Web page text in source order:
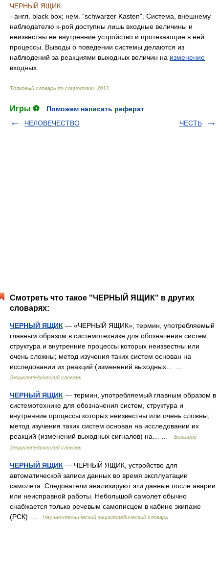
ЧЕРНЫЙ ЯЩИК
- англ. black box; нем. "schwarzer Kasten". Система, внешнему
наблюдателю к-рой доступны лишь входные величины и
неизвестны ее внутренние устройство и протекающие в ней
процессы. Выводы о поведении системы делаются из
наблюдений за реакциями выходных величин на изменение
входных.
Толковый словарь по социологии 2013
Игры ⚽
Поможем написать реферат
ЧЕЛОВЕЧЕСТВО
ЧЕСТЬ
Смотреть что такое "ЧЕРНЫЙ ЯЩИК" в других
словарях:
ЧЕРНЫЙ ЯЩИК — «ЧЕРНЫЙ ЯЩИК», термин, употребляемый
главным образом в системотехнике для обозначения систем,
структура и внутренние процессы которых неизвестны или
очень сложны; метод изучения таких систем основан на
исследовании их реакций (изменений выходных… …
Энциклопедический словарь
ЧЕРНЫЙ ЯЩИК — термин, употребляемый главным образом в
системотехнике для обозначения систем, структура и
внутренние процессы которых неизвестны или очень сложны;
метод изучения таких систем основан на исследовании их
реакций (изменений выходных сигналов) на… …
Большой
Энциклопедический словарь
ЧЕРНЫЙ ЯЩИК — ЧЕРНЫЙ ЯЩИК, устройство для
автоматической записи данных во время эксплуатации
самолета. Следователи анализируют эти данные после аварии
или неисправной работы. Небольшой самолет обычно
снабжается только речевым самописцем в кабине экипаже
(РСК) …
Научно-технический энциклопедический словарь